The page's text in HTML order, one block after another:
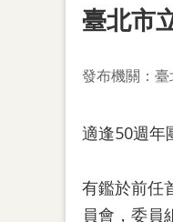
臺北市
發布機關：
適逢50週年
有鑑於前任
員會，委員